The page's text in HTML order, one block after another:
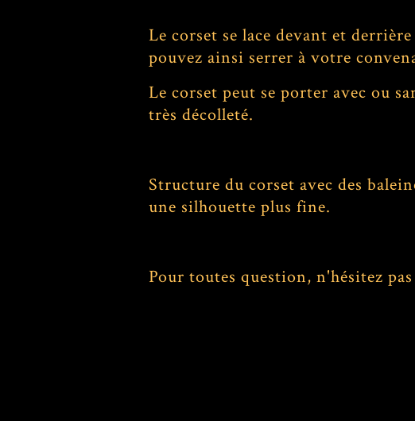
Le corset se lace devant et
pouvez ainsi serrer à votre
Le corset peut se porter avec ou
très décolleté.
Structure du corset avec des
une silhouette plus fine.
Pour toutes question, n'hésitez